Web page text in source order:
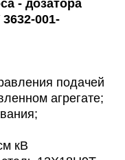
- дозатора
001-
подачей
агрегате;
кВ